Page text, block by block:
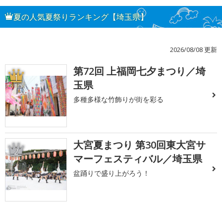
夏の人気夏祭りランキング【埼玉県】
2026/08/08 更新
1
第72回 上福岡七夕まつり／埼
玉県
多種多様な竹飾りが街を彩る
2
大宮夏まつり 第30回東大宮サ
マーフェスティバル／埼玉県
盆踊りで盛り上がろう！